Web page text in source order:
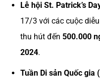
Lễ hội St. Patrick’s
17/3 với các cuộc
thu hút đến 500.000
2024.
Tuần Di sản Quốc gia